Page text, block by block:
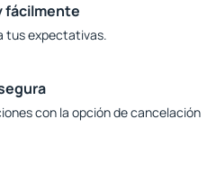
fácilmente
tus expectativas.
con la opción de cancelación